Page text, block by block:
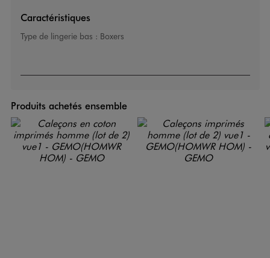
Caractéristiques
Type de lingerie bas : Boxers
Produits achetés ensemble